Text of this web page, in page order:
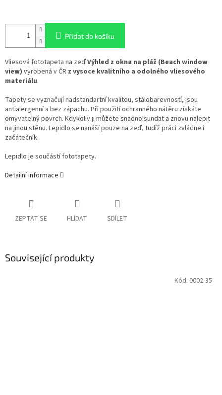
Přidat do košíku
Vliesová fototapeta na zeďVýhled z okna na pláž (Beach window
view) vyrobená v ČR z vysoce kvalitního a odolného vliesového
materiálu.
Tapety se vyznačují nadstandartní kvalitou, stálobarevností, jsou
antialergenní a bez zápachu. Při použití ochranného nátěru získáte
omyvatelný povrch. Kdykoliv ji můžete snadno sundat a znovu nalepit
na jinou stěnu. Lepidlo se nanáší pouze na zeď, tudíž práci zvládne i
začátečník.
Lepidlo je součástí fototapety.
Detailní informace
ZEPTAT SE HLÍDAT SDÍLET
Související produkty
Kód: 0002-35